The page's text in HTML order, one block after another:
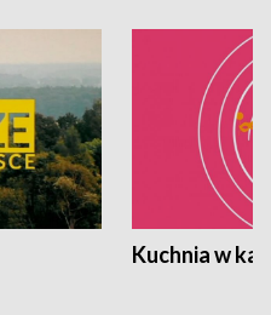
Kuchnia w